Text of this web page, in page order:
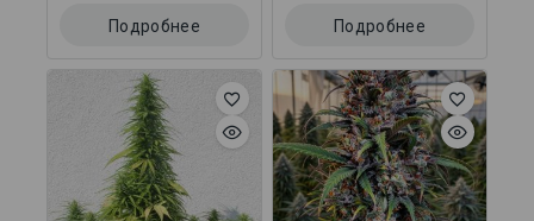
Подробнее Подробнее